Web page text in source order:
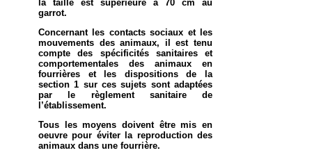
la taille est supérieure à 70 cm au
garrot.
Concernant les contacts sociaux et les
mouvements des animaux, il est tenu
compte des spécificités sanitaires et
comportementales des animaux en
fourrières et les dispositions de la
section 1 sur ces sujets sont adaptées
par le règlement sanitaire de
l’établissement.
Tous les moyens doivent être mis en
oeuvre pour éviter la reproduction des
animaux dans une fourrière.